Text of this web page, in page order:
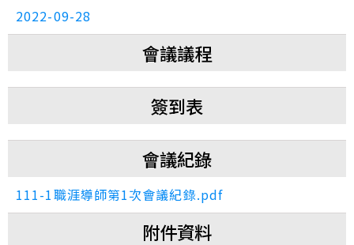
2022-09-28
會議議程
簽到表
會議紀錄
111-1職涯導師第1次會議紀錄.pdf
附件資料